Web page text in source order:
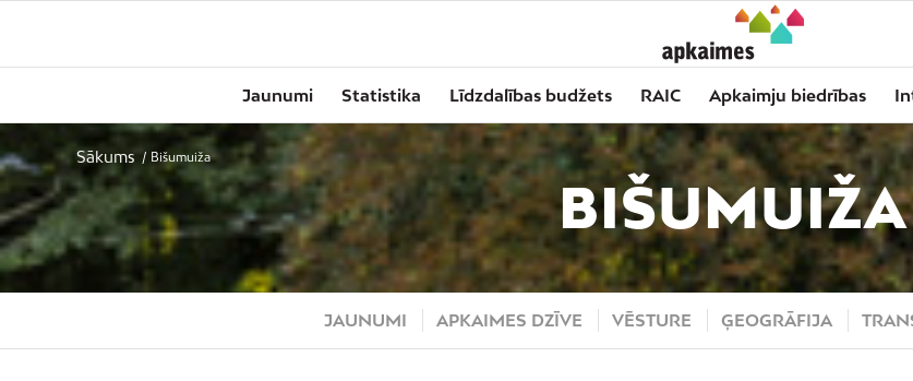
Jaunumi Statistika Līdzdalības budžets RAIC Apkaimju biedrības
Sākums / Bišumuiža
BIŠUMUIŽA
JAUNUMI APKAIMES DZĪVE VĒSTURE ĢEOGRĀFIJA